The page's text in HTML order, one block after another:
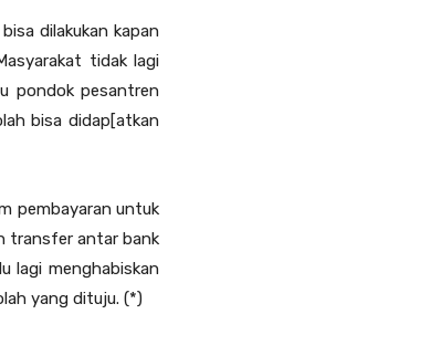
dilakukan kapan
tidak lagi
pondok pesantren
bisa didap[atkan
pembayaran untuk
transfer antar bank
lagi menghabiskan
yang dituju. (*)